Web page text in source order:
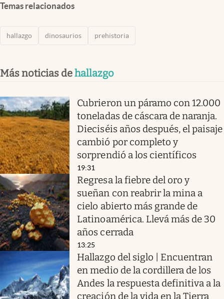
Temas relacionados
hallazgo dinosaurios prehistoria
Más noticias dehallazgo
Cubrieron un páramo con 12.000
toneladas de cáscara de naranja.
Dieciséis años después, el paisaje
cambió por completo y
sorprendió a los científicos
19:31
Regresa la fiebre del oro y
sueñan con reabrir la mina a
cielo abierto más grande de
Latinoamérica. Llevá más de 30
años cerrada
13:25
Hallazgo del siglo | Encuentran
en medio de la cordillera de los
Andes la respuesta definitiva a la
creación de la vida en la Tierra